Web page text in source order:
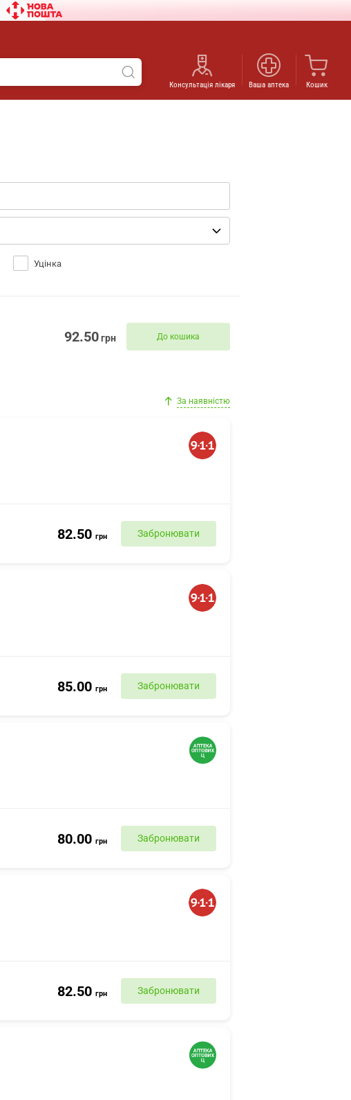
Консультація лікаря Ваша аптека Кошик
Уцінка
92.50грн До кошика
За наявністю
82.50 грн Забронювати
85.00 грн Забронювати
80.00 грн Забронювати
82.50 грн Забронювати